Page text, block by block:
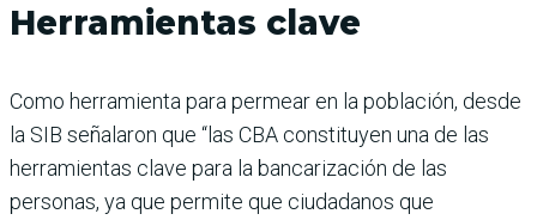
Herramientas clave
Como herramienta para permear en la población, desde
la SIB señalaron que “las CBA constituyen una de las
herramientas clave para la bancarización de las
personas, ya que permite que ciudadanos que